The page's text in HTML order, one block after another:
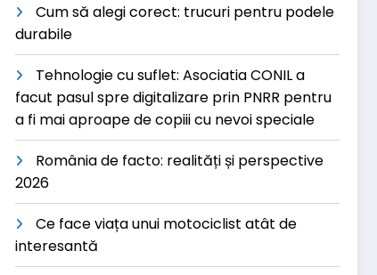
Cum să alegi corect: trucuri pentru podele
durabile
Tehnologie cu suflet: Asociatia CONIL a
facut pasul spre digitalizare prin PNRR pentru
a fi mai aproape de copiii cu nevoi speciale
România de facto: realități și perspective
2026
Ce face viața unui motociclist atât de
interesantă